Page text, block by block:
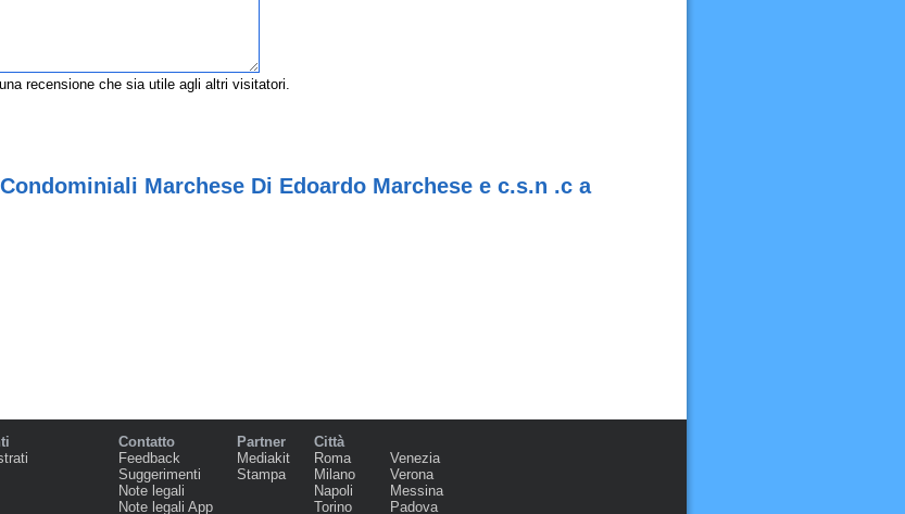
recensione che sia utile agli altri visitatori.
Marchese Di Edoardo Marchese e c.s.n .c a
Contatto
Feedback
Suggerimenti
Note legali
Note legali App
Partner
Mediakit
Stampa
Città
Roma
Milano
Napoli
Torino
Venezia
Verona
Messina
Padova